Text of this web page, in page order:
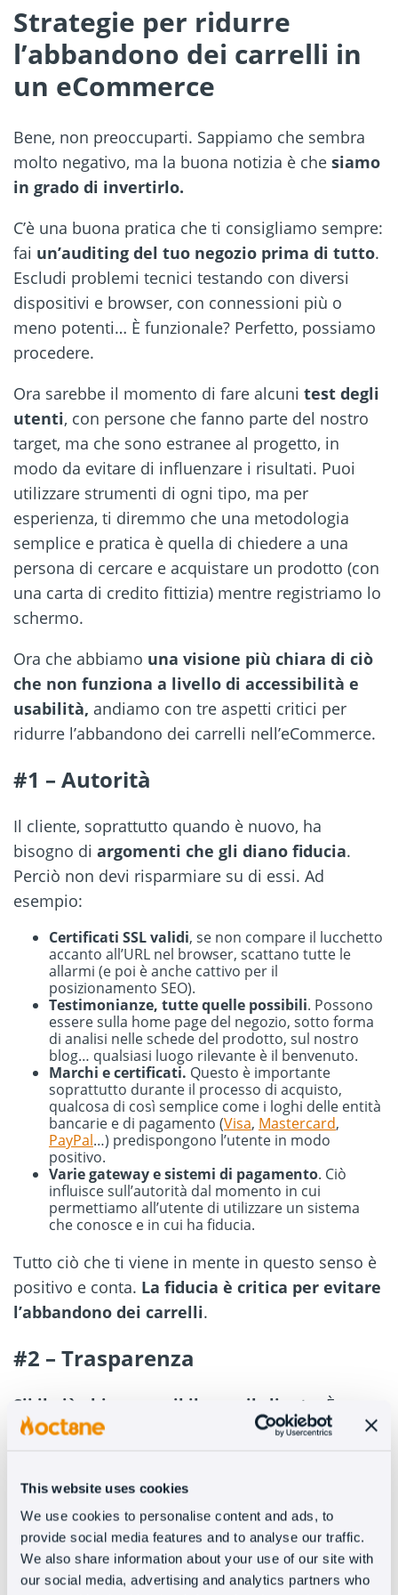
This website uses cookies
We use cookies to personalise content and ads, to
provide social media features and to analyse our traffic.
We also share information about your use of our site with
our social media, advertising and analytics partners who
Strategie per ridurre
l’abbandono dei carrelli in
un eCommerce
Bene, non preoccuparti. Sappiamo che sembra
molto negativo, ma la buona notizia è che siamo
in grado di invertirlo.
C’è una buona pratica che ti consigliamo sempre:
fai un’auditing del tuo negozio prima di tutto.
Escludi problemi tecnici testando con diversi
dispositivi e browser, con connessioni più o
meno potenti… È funzionale? Perfetto, possiamo
procedere.
Ora sarebbe il momento di fare alcuni test degli
utenti, con persone che fanno parte del nostro
target, ma che sono estranee al progetto, in
modo da evitare di influenzare i risultati. Puoi
utilizzare strumenti di ogni tipo, ma per
esperienza, ti diremmo che una metodologia
semplice e pratica è quella di chiedere a una
persona di cercare e acquistare un prodotto (con
una carta di credito fittizia) mentre registriamo lo
schermo.
Ora che abbiamo una visione più chiara di ciò
che non funziona a livello di accessibilità e
usabilità, andiamo con tre aspetti critici per
ridurre l’abbandono dei carrelli nell’eCommerce.
#1 – Autorità
Il cliente, soprattutto quando è nuovo, ha
bisogno di argomenti che gli diano fiducia.
Perciò non devi risparmiare su di essi. Ad
esempio:
Certificati SSL validi, se non compare il lucchetto
accanto all’URL nel browser, scattano tutte le
allarmi (e poi è anche cattivo per il
posizionamento SEO).
Testimonianze, tutte quelle possibili. Possono
essere sulla home page del negozio, sotto forma
di analisi nelle schede del prodotto, sul nostro
blog… qualsiasi luogo rilevante è il benvenuto.
Marchi e certificati. Questo è importante
soprattutto durante il processo di acquisto,
qualcosa di così semplice come i loghi delle entità
bancarie e di pagamento (Visa, Mastercard,
PayPal…) predispongono l’utente in modo
positivo.
Varie gateway e sistemi di pagamento. Ciò
influisce sull’autorità dal momento in cui
permettiamo all’utente di utilizzare un sistema
che conosce e in cui ha fiducia.
Tutto ciò che ti viene in mente in questo senso è
positivo e conta. La fiducia è critica per evitare
l’abbandono dei carrelli.
#2 – Trasparenza
Sii il più chiaro possibile con il cliente.
È
importante che aspetti come la politica di reso, le
raccolti e visibili.
Ovviamente, quando è il negozio a coprire le
spese di spedizione, è un aspetto attraente che
solitamente evidenziamo, ma è quasi altrettanto